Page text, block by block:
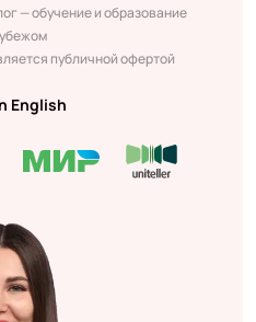
— обучение и образование
публичной офертой
English